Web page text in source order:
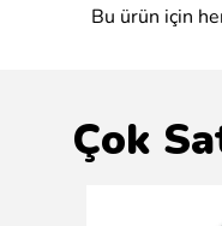
Bu ürün için
Çok